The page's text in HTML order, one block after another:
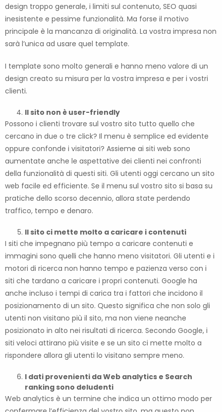
design troppo generale, i limiti sul contenuto, SEO quasi
inesistente e pessime funzionalità. Ma forse il motivo
principale è la mancanza di originalità. La vostra impresa non
sarà l’unica ad usare quel template.
I template sono molto generali e hanno meno valore di un
design creato su misura per la vostra impresa e per i vostri
clienti.
Il sito non è user-friendly
Possono i clienti trovare sul vostro sito tutto quello che
cercano in due o tre click? Il menu è semplice ed evidente
oppure confonde i visitatori? Assieme ai siti web sono
aumentate anche le aspettative dei clienti nei confronti
della funzionalità di questi siti. Gli utenti oggi cercano un sito
web facile ed efficiente. Se il menu sul vostro sito si basa su
pratiche dello scorso decennio, allora state perdendo
traffico, tempo e denaro.
Il sito ci mette molto a caricare i contenuti
I siti che impegnano più tempo a caricare contenuti e
immagini sono quelli che hanno meno visitatori. Gli utenti e i
motori di ricerca non hanno tempo e pazienza verso con i
siti che tardano a caricare i propri contenuti. Google ha
anche incluso i tempi di carica tra i fattori che incidono il
posizionamento di un sito. Questo significa che non solo gli
utenti non visitano più il sito, ma non viene neanche
posizionato in alto nei risultati di ricerca. Secondo Google, i
siti veloci attirano più visite e se un sito ci mette molto a
rispondere allora gli utenti lo visitano sempre meno.
I dati provenienti da Web analytics e Search
ranking sono deludenti
Web analytics è un termine che indica un ottimo modo per